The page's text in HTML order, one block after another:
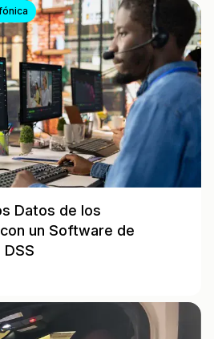
Datos de los
un Software de
DSS